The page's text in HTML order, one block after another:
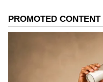
తెలుగు మూవీ కూడా
బాక్సాఫీసుని షేక్
గూగుల్‌లో ఆసక్తికరమైన
ను మీ